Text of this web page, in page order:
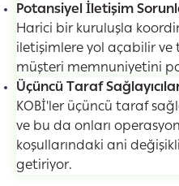
Potansiyel İletişim
Harici bir kuruluşla
iletişimlere yol açabilir ve
müşteri memnuniyetini
Üçüncü Taraf
KOBİ'ler üçüncü taraf
ve bu da onları
koşullarındaki ani
getiriyor.